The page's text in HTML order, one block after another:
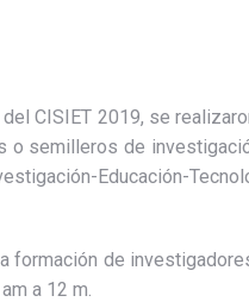
CISIET 2019, se
o semilleros de
Educación-
formación de
a 12 m.